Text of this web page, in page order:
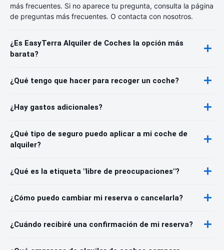
más frecuentes. Si no aparece tu pregunta, consulta la página
de preguntas más frecuentes. O contacta con nosotros.
¿Es EasyTerra Alquiler de Coches la opción más
barata?
¿Qué tengo que hacer para recoger un coche?
¿Hay gastos adicionales?
¿Qué tipo de seguro puedo aplicar a mi coche de
alquiler?
¿Qué es la etiqueta "libre de preocupaciones"?
¿Cómo puedo cambiar mi reserva o cancelarla?
¿Cuándo recibiré una confirmación de mi reserva?